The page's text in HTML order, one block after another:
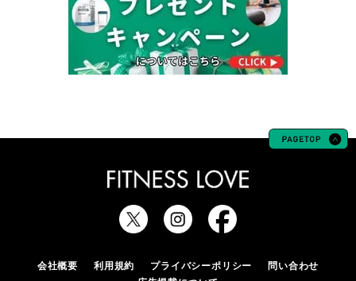
会社概要 利用規約 プライバシーポリシー
問い合わせ